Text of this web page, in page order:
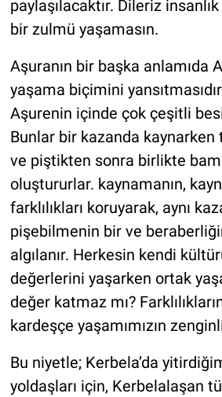
paylaşılacaktır. Dileriz
bir zulmü yaşamasın.
Aşuranın bir başka anlamıda
yaşama biçimini
Aşurenin içinde çok çeşitli
Bunlar bir kazanda kaynarken
ve piştikten sonra birlikte
oluştururlar. kaynamanın,
farklılıkları koruyarak, aynı
pişebilmenin bir ve
algılanır. Herkesin kendi
değerlerini yaşarken ortak
değer katmaz mı?
kardeşçe yaşamımızın
Bu niyetle; Kerbela’da
yoldaşları için, Kerbelalaşan